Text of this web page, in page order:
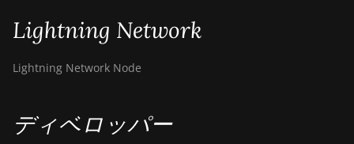
Lightning Network
Lightning Network Node
ディベロッパー